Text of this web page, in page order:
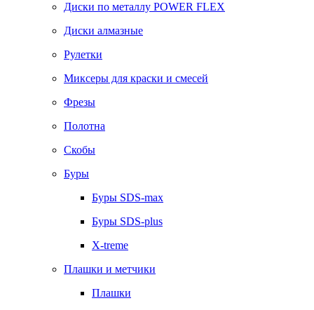
Диски по металлу POWER FLEX
Диски алмазные
Рулетки
Миксеры для краски и смесей
Фрезы
Полотна
Скобы
Буры
Буры SDS-max
Буры SDS-plus
X-treme
Плашки и метчики
Плашки